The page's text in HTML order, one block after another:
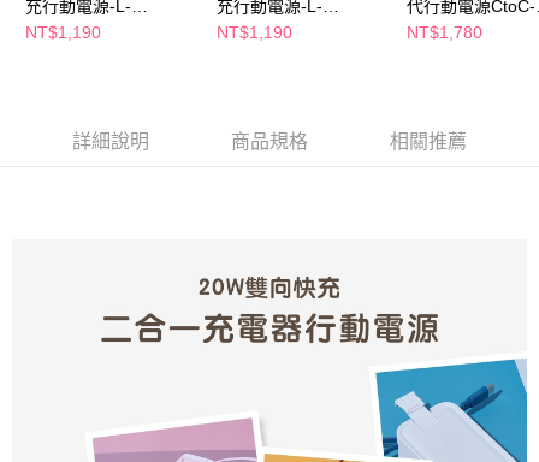
充行動電源-L-
5000mAh-20W-粉紅
NT$1,190
充行動電源-L-
5000mAh-20W-奶茶
NT$1,190
代行動電源CtoC-
10000mAh-
NT$1,780
詳細說明 商品規格 相關推薦